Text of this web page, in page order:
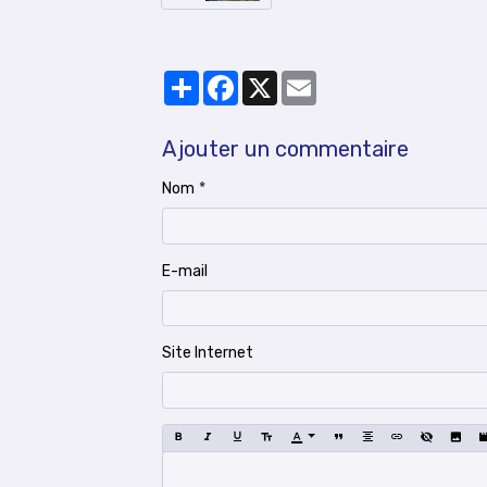
PartagerFacebook
X
Ajouter un commentaire
Nom
E-mail
Site Internet